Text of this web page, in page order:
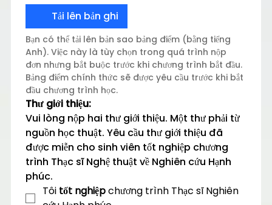
Tải lên bản ghi
Bạn có thể tải lên bản sao bảng điểm (bằng tiếng
Anh). Việc này là tùy chọn trong quá trình nộp
đơn nhưng bắt buộc trước khi chương trình bắt đầu.
Bảng điểm chính thức sẽ được yêu cầu trước khi bắt
đầu chương trình học.
Thư giới thiệu:
Vui lòng nộp hai thư giới thiệu. Một thư phải từ
nguồn học thuật. Yêu cầu thư giới thiệu đã
được miễn cho sinh viên tốt nghiệp chương
trình Thạc sĩ Nghệ thuật về Nghiên cứu Hạnh
phúc.
Tôi tốt nghiệp chương trình Thạc sĩ Nghiên